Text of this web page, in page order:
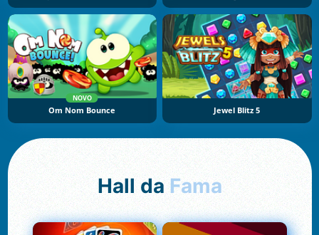
NOVO
Om Nom Bounce Jewel Blitz 5
Hall da Fama